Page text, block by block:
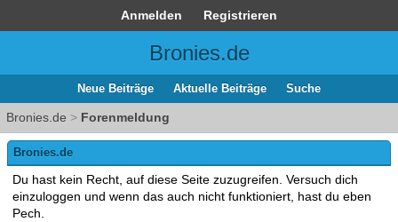
Anmelden Registrieren
Bronies.de
Neue Beiträge Aktuelle Beiträge Suche
Bronies.de > Forenmeldung
Bronies.de
Du hast kein Recht, auf diese Seite zuzugreifen. Versuch dich
einzuloggen und wenn das auch nicht funktioniert, hast du eben
Pech.